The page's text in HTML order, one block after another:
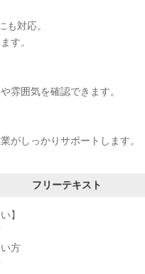
も対応。
す。
雰囲気を確認できます。
がしっかりサポートします。
フリーテキスト
】
方